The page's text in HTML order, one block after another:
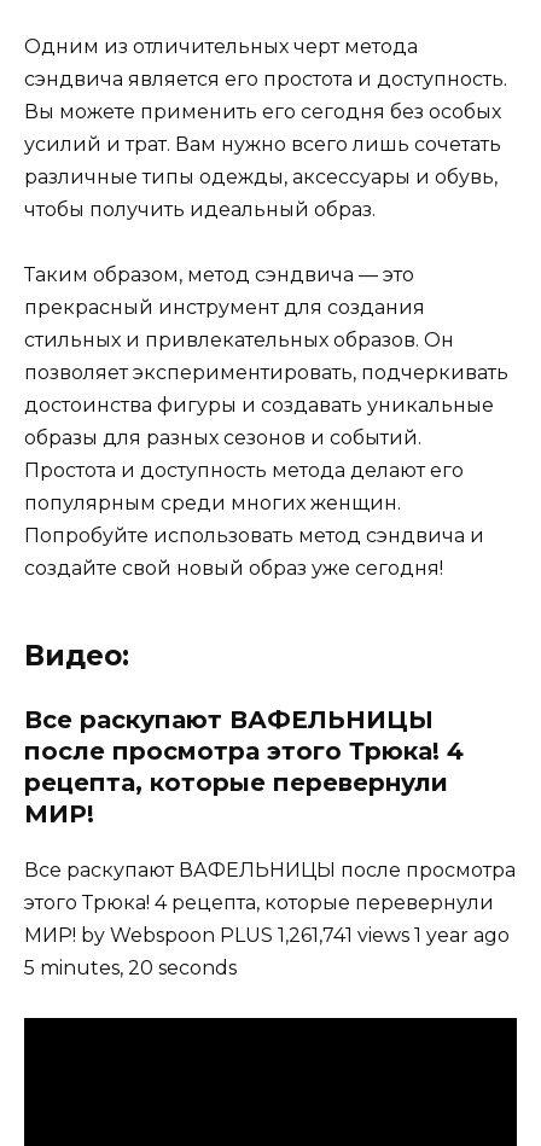
Одним из отличительных черт метода
сэндвича является его простота и доступность.
Вы можете применить его сегодня без особых
усилий и трат. Вам нужно всего лишь сочетать
различные типы одежды, аксессуары и обувь,
чтобы получить идеальный образ.
Таким образом, метод сэндвича — это
прекрасный инструмент для создания
стильных и привлекательных образов. Он
позволяет экспериментировать, подчеркивать
достоинства фигуры и создавать уникальные
образы для разных сезонов и событий.
Простота и доступность метода делают его
популярным среди многих женщин.
Попробуйте использовать метод сэндвича и
создайте свой новый образ уже сегодня!
Видео:
Все раскупают ВАФЕЛЬНИЦЫ
после просмотра этого Трюка! 4
рецепта, которые перевернули
МИР!
Все раскупают ВАФЕЛЬНИЦЫ после просмотра
этого Трюка! 4 рецепта, которые перевернули
МИР! by Webspoon PLUS 1,261,741 views 1 year ago
5 minutes, 20 seconds